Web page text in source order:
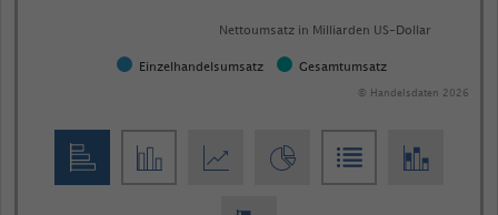
Nettoumsatz in Milliarden US-Dollar
Einzelhandelsumsatz Gesamtumsatz
© Handelsdaten 2026
interactive